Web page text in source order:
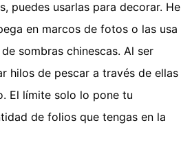
puedes usarlas para decorar. He
en marcos de fotos o las usa
sombras chinescas. Al ser
hilos de pescar a través de ellas
El límite solo lo pone tu
de folios que tengas en la